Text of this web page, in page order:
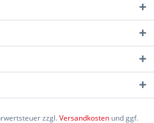
zzgl.Versandkosten und ggf.